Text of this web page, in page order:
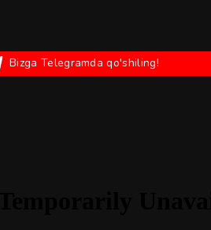
Bizga Telegramda qo'shiling!